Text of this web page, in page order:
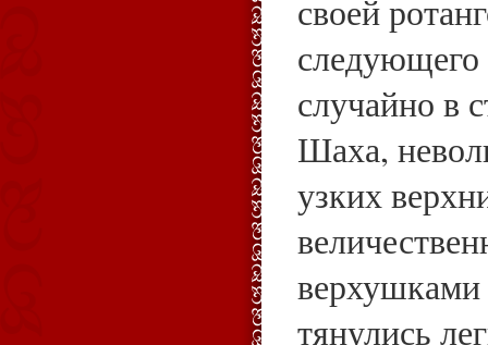
своей
следующего
случайно в
Шаха,
узких
верхушками
тянулись